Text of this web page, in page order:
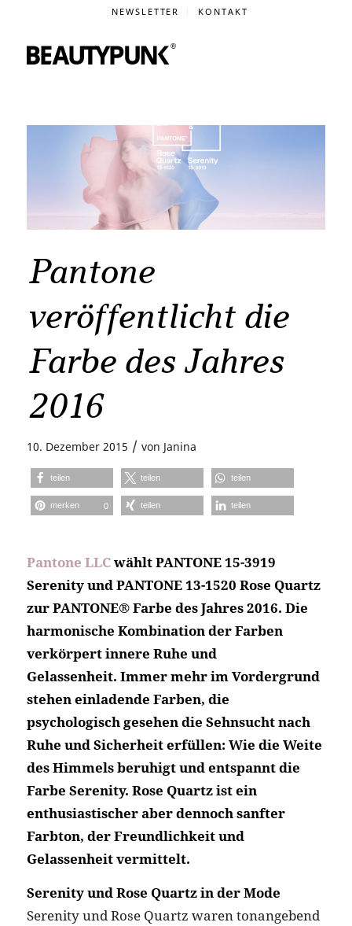
NEWSLETTER KONTAKT
Pantone
veröffentlicht die
Farbe des Jahres
2016
10. Dezember 2015 / von Janina
teilen teilen teilen
merken 0 teilen teilen
Pantone LLCwählt PANTONE 15-3919
Serenity und PANTONE 13-1520 Rose Quartz
zur PANTONE® Farbe des Jahres 2016. Die
harmonische Kombination der Farben
verkörpert innere Ruhe und
Gelassenheit. Immer mehr im Vordergrund
stehen einladende Farben, die
psychologisch gesehen die Sehnsucht nach
Ruhe und Sicherheit erfüllen: Wie die Weite
des Himmels beruhigt und entspannt die
Farbe Serenity. Rose Quartz ist ein
enthusiastischer aber dennoch sanfter
Farbton, der Freundlichkeit und
Gelassenheit vermittelt.
Serenity und Rose Quartz in der Mode
Serenity und Rose Quartz waren tonangebend